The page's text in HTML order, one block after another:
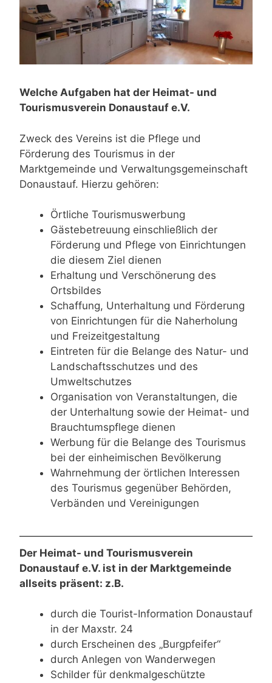
Welche Aufgaben hat der Heimat- und
Tourismusverein Donaustauf e.V.
Zweck des Vereins ist die Pflege und
Förderung des Tourismus in der
Marktgemeinde und Verwaltungsgemeinschaft
Donaustauf. Hierzu gehören:
Örtliche Tourismuswerbung
Gästebetreuung einschließlich der
Förderung und Pflege von Einrichtungen
die diesem Ziel dienen
Erhaltung und Verschönerung des
Ortsbildes
Schaffung, Unterhaltung und Förderung
von Einrichtungen für die Naherholung
und Freizeitgestaltung
Eintreten für die Belange des Natur- und
Landschaftsschutzes und des
Umweltschutzes
Organisation von Veranstaltungen, die
der Unterhaltung sowie der Heimat- und
Brauchtumspflege dienen
Werbung für die Belange des Tourismus
bei der einheimischen Bevölkerung
Wahrnehmung der örtlichen Interessen
des Tourismus gegenüber Behörden,
Verbänden und Vereinigungen
Der Heimat- und Tourismusverein
Donaustauf e.V. ist in der Marktgemeinde
allseits präsent: z.B.
durch die Tourist-Information Donaustauf
in der Maxstr. 24
durch Erscheinen des „Burgpfeifer“
durch Anlegen von Wanderwegen
Schilder für denkmalgeschützte